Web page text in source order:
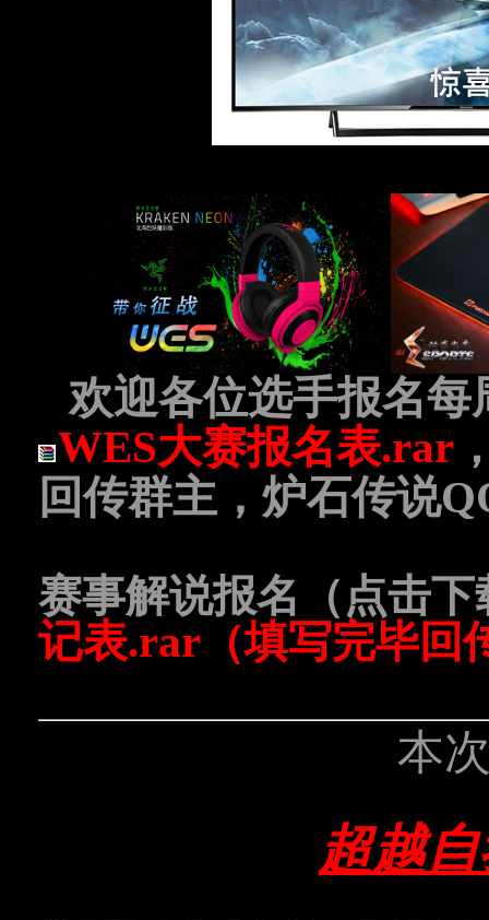
欢迎各位选手报名
WES大赛报名表.rar
回传群主，炉石传说
赛事解说报名（点击下
记表.rar （填写完毕回
本
超越